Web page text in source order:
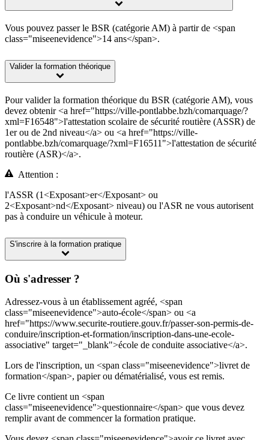
Vous pouvez passer le BSR (catégorie AM) à partir de <span
class="miseenevidence">14 ans</span>.
Valider la formation théorique
Pour valider la formation théorique du BSR (catégorie AM), vous
devez obtenir <a href="https://ville-pontlabbe.bzh/comarquage/?
xml=F16548">l'attestation scolaire de sécurité routière (ASSR) de
1er ou de 2nd niveau</a> ou <a href="https://ville-
pontlabbe.bzh/comarquage/?xml=F16511">l'attestation de sécurité
routière (ASR)</a>.
Attention :
l'ASSR (1<Exposant>er</Exposant> ou
2<Exposant>nd</Exposant> niveau) ou l'ASR ne vous autorisent
pas à conduire un véhicule à moteur.
S'inscrire à la formation pratique
Où s'adresser ?
Adressez-vous à un établissement agréé, <span
class="miseenevidence">auto-école</span> ou <a
href="https://www.securite-routiere.gouv.fr/passer-son-permis-de-
conduire/inscription-et-formation/inscription-dans-une-ecole-
associative" target="_blank">école de conduite associative</a>.
Lors de l'inscription, un <span class="miseenevidence">livret de
formation</span>, papier ou dématérialisé, vous est remis.
Ce livre contient un <span
class="miseenevidence">questionnaire</span> que vous devez
remplir avant de commencer la formation pratique.